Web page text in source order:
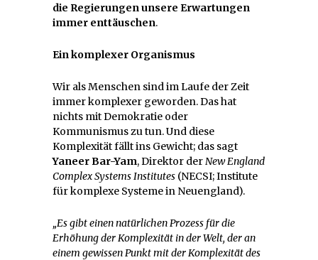
die Regierungen unsere Erwartungen
immer enttäuschen.
Ein komplexer Organismus
Wir als Menschen sind im Laufe der Zeit
immer komplexer geworden. Das hat
nichts mit Demokratie oder
Kommunismus zu tun. Und diese
Komplexität fällt ins Gewicht; das sagt
Yaneer Bar-Yam, Direktor derNew England
Complex Systems Institutes (NECSI; Institute
für komplexe Systeme in Neuengland).
„Es gibt einen natürlichen Prozess für die
Erhöhung der Komplexität in der Welt, der an
einem gewissen Punkt mit der Komplexität des